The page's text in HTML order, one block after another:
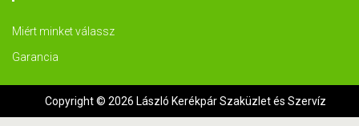
Miért minket válassz
Garancia
Copyright © 2026 László Kerékpár Szaküzlet és Szervíz